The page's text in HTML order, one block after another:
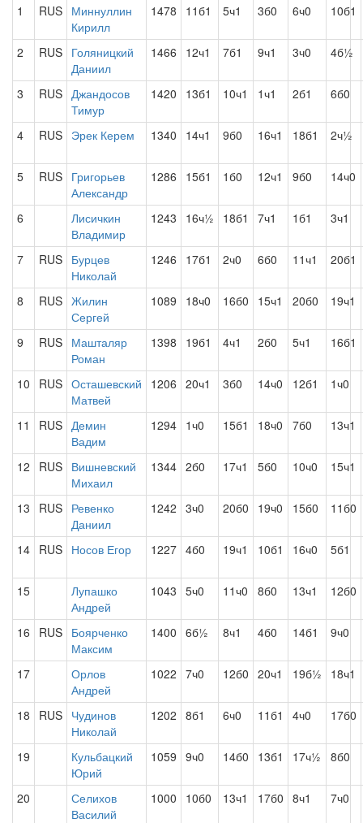
1
RUS Миннуллин
Кирилл
1478 11б1 5ч1 3б0 6ч0 10б1
2 RUS Голяницкий
Даниил
1466 12ч1 7б1 9ч1 3ч0 4б½
3 RUS Джандосов
Тимур
1420 13б1 10ч1 1ч1 2б1 6б0
4 RUS Эрек Керем 1340 14ч1 9б0 16ч1 18б1 2ч½
5 RUS Григорьев
Александр
1286 15б1 1б0 12ч1 9б0 14ч0
6
Лисичкин
Владимир
1243 16ч½ 18б1 7ч1 1б1 3ч1
7 RUS Бурцев
Николай
1246 17б1 2ч0 6б0 11ч1 20б1
8 RUS Жилин
Сергей
1089 18ч0 16б0 15ч1 20б0 19ч1
9 RUS Машталяр
Роман
1398 19б1 4ч1 2б0 5ч1 16б1
10 RUS Осташевский
Матвей
1206 20ч1 3б0 14ч0 12б1 1ч0
11 RUS Демин
Вадим
1294 1ч0 15б1 18ч0 7б0 13ч1
12 RUS Вишневский
Михаил
1344 2б0 17ч1 5б0 10ч0 15ч1
13 RUS Ревенко
Даниил
1242 3ч0 20б0 19ч0 15б0 11б0
14 RUS Носов Егор 1227 4б0 19ч1 10б1 16ч0 5б1
15
Лупашко
Андрей
1043 5ч0 11ч0 8б0 13ч1 12б0
16 RUS Боярченко
Максим
1400 6б½ 8ч1 4б0 14б1 9ч0
17
Орлов
Андрей
1022 7ч0 12б0 20ч1 19б½ 18ч1
18 RUS Чудинов
Николай
1202 8б1 6ч0 11б1 4ч0 17б0
19
Кульбацкий
Юрий
1059 9ч0 14б0 13б1 17ч½ 8б0
20
Селихов
Василий
1000 10б0 13ч1 17б0 8ч1 7ч0